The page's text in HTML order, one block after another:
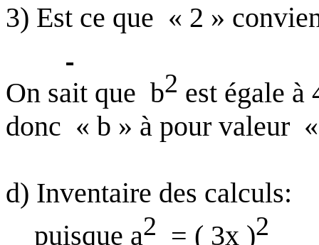
3) Est ce que « 2 »
On sait que b2 est égale à
donc « b » à pour valeur
d) Inventaire des calculs:
puisque a2 = ( 3x )2